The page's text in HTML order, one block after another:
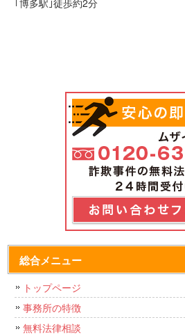
｢博多駅｣徒歩約2分
総合メニュー
トップページ
事務所の特徴
無料法律相談